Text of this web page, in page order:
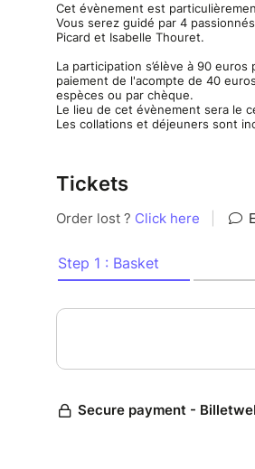
Cet évènement est
Vous serez guidé par 4
Picard et Isabelle Thouret.
La participation s’élève à 90
paiement de l'acompte de 40
espèces ou par chèque.
Le lieu de cet évènement sera le
Les collations et déjeuners sont
Tickets